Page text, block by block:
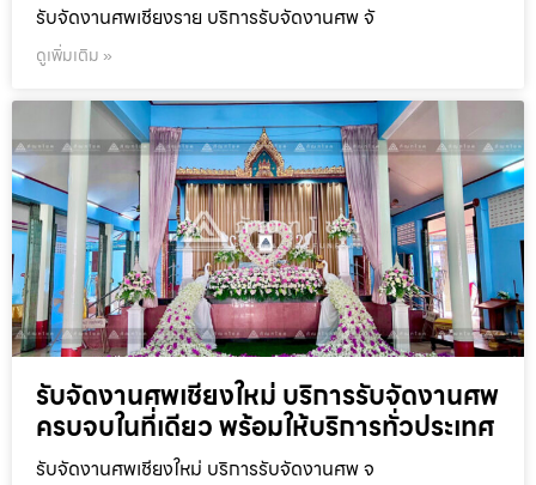
รับจัดงานศพเชียงราย บริการรับจัดงานศพ จั
ดูเพิ่มเติม »
รับจัดงานศพเชียงใหม่ บริการรับจัดงานศพ
ครบจบในที่เดียว พร้อมให้บริการทั่วประเทศ
รับจัดงานศพเชียงใหม่ บริการรับจัดงานศพ จ